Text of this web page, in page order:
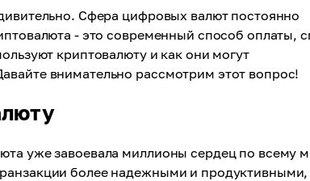
Сфера цифровых валют постоянно
- это современный способ оплаты,
криптовалюту и как они могут
внимательно рассмотрим этот вопрос!
уже завоевала миллионы сердец по всему
более надежными и продуктивными,